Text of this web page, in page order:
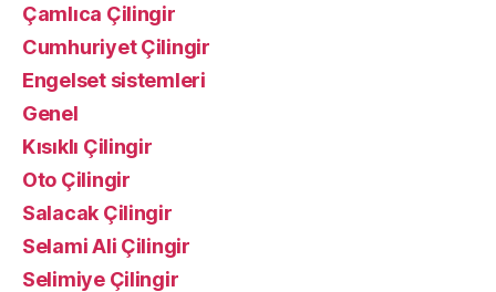
Çamlıca Çilingir
Cumhuriyet Çilingir
Engelset sistemleri
Genel
Kısıklı Çilingir
Oto Çilingir
Salacak Çilingir
Selami Ali Çilingir
Selimiye Çilingir